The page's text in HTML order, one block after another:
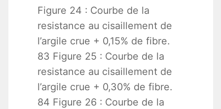
Figure 24 : Courbe de la
resistance au cisaillement de
l’argile crue + 0,15% de fibre.
83 Figure 25 : Courbe de la
resistance au cisaillement de
l’argile crue + 0,30% de fibre.
84 Figure 26 : Courbe de la